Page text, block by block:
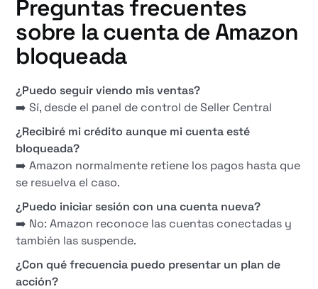
Preguntas frecuentes
sobre la cuenta de Amazon
bloqueada
¿Puedo seguir viendo mis ventas?
➡️ Sí, desde el panel de control de Seller Central
¿Recibiré mi crédito aunque mi cuenta esté
bloqueada?
➡️ Amazon normalmente retiene los pagos hasta que
se resuelva el caso.
¿Puedo iniciar sesión con una cuenta nueva?
➡️ No: Amazon reconoce las cuentas conectadas y
también las suspende.
¿Con qué frecuencia puedo presentar un plan de
acción?